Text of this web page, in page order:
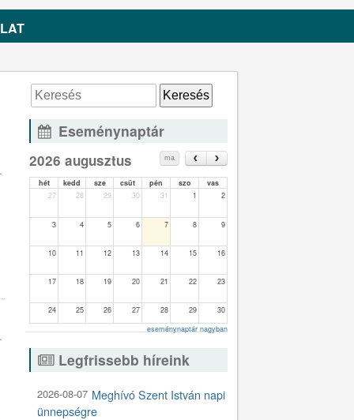
Eseménynaptár
2026 augusztus ma
hét kedd sze csüt pén szo
vas
27
28 29 30 31 1 2
3 4 5 6 7 8 9
10 11 12 13 14 15 16
17 18 19 20 21 22 23
24 25 26 27 28 29 30
eseménynaptár nagyban
Legfrissebb híreink
2026-08-07 Meghívó Szent István napi
ünnepségre